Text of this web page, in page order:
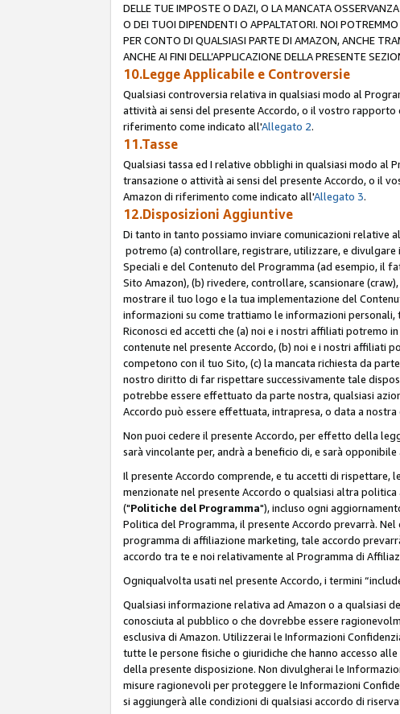
DELLE TUE IMPOSTE O DAZI, O LA MANCATA
O DEI TUOI DIPENDENTI O APPALTATORI. NOI
PER CONTO DI QUALSIASI PARTE DI AMAZON, ANCHE
ANCHE AI FINI DELL’APPLICAZIONE DELLA PRESENTE
10.Legge Applicabile e Controversie
Qualsiasi controversia relativa in qualsiasi modo al
attività ai sensi del presente Accordo, o il vostro
riferimento come indicato all'Allegato 2.
11.Tasse
Qualsiasi tassa ed I relative obblighi in qualsiasi modo al
transazione o attività ai sensi del presente Accordo, o il
Amazon di riferimento come indicato all'Allegato 3.
12.Disposizioni Aggiuntive
Di tanto in tanto possiamo inviare comunicazioni relative
potremo (a) controllare, registrare, utilizzare, e
Speciali e del Contenuto del Programma (ad esempio, il
Sito Amazon), (b) rivedere, controllare, scansionare
mostrare il tuo logo e la tua implementazione del
informazioni su come trattiamo le informazioni
Riconosci ed accetti che (a) noi e i nostri affiliati potremo
contenute nel presente Accordo, (b) noi e i nostri affiliati
competono con il tuo Sito, (c) la mancata richiesta da
nostro diritto di far rispettare successivamente tale
potrebbe essere effettuato da parte nostra, qualsiasi
Accordo può essere effettuata, intrapresa, o data a
Non puoi cedere il presente Accordo, per effetto della
sarà vincolante per, andrà a beneficio di, e sarà
Il presente Accordo comprende, e tu accetti di
menzionate nel presente Accordo o qualsiasi altra
("Politiche del Programma"), incluso ogni
Politica del Programma, il presente Accordo prevarrà.
programma di affiliazione marketing, tale accordo
accordo tra te e noi relativamente al Programma di
Ogniqualvolta usati nel presente Accordo, i termini
Qualsiasi informazione relativa ad Amazon o a qualsiasi
conosciuta al pubblico o che dovrebbe essere
esclusiva di Amazon. Utilizzerai le Informazioni
tutte le persone fisiche o giuridiche che hanno accesso
della presente disposizione. Non divulgherai le
misure ragionevoli per proteggere le Informazioni
si aggiungerà alle condizioni di qualsiasi accordo di